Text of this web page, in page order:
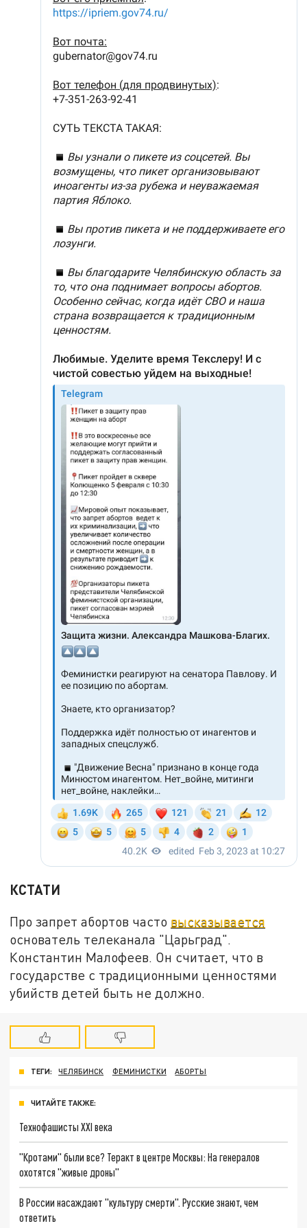
КСТАТИ
Про запрет абортов часто высказывается
основатель телеканала "Царьград".
Константин Малофеев. Он считает, что в
государстве с традиционными ценностями
убийств детей быть не должно.
ТЕГИ: ЧЕЛЯБИНСК ФЕМИНИСТКИ АБОРТЫ
ЧИТАЙТЕ ТАКЖЕ:
Технофашисты XXI века
"Кротами" были все? Теракт в центре Москвы: На генералов
охотятся "живые дроны"
В России насаждают "культуру смерти". Русские знают, чем
ответить